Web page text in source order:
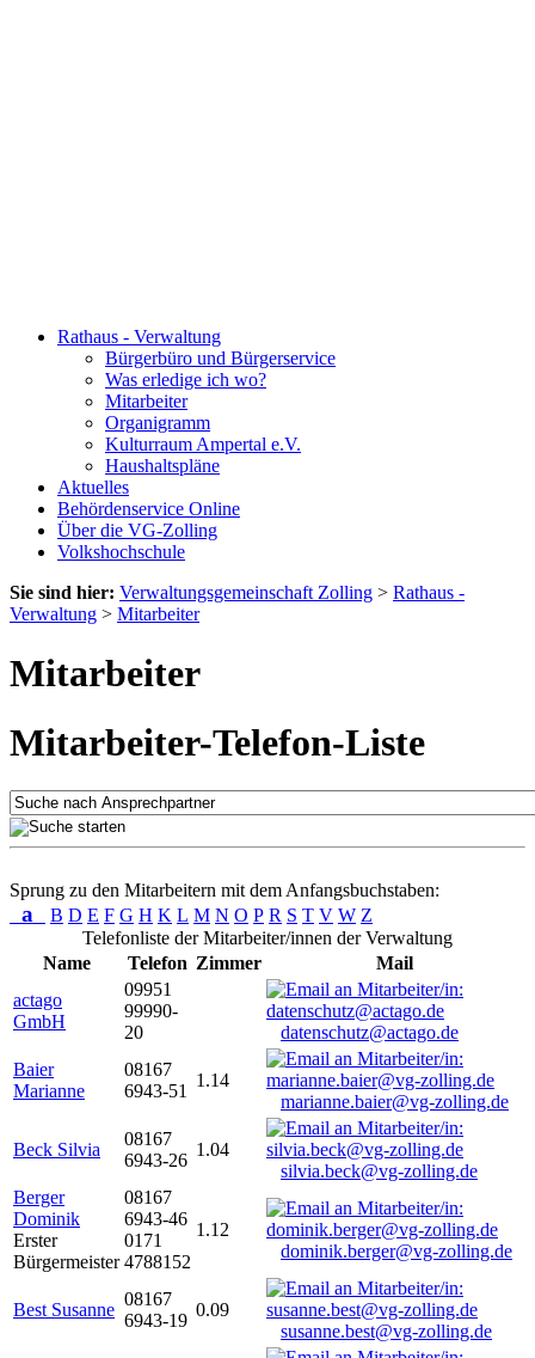
Rathaus - Verwaltung
Bürgerbüro und Bürgerservice
Was erledige ich wo?
Mitarbeiter
Organigramm
Kulturraum Ampertal e.V.
Haushaltspläne
Aktuelles
Behördenservice Online
Über die VG-Zolling
Volkshochschule
Sie sind hier: Verwaltungsgemeinschaft Zolling > Rathaus -
Verwaltung > Mitarbeiter
Mitarbeiter
Mitarbeiter-Telefon-Liste
Sprung zu den Mitarbeitern mit dem Anfangsbuchstaben:
a B D E F G H K L M N O P R S T V W Z
Telefonliste der Mitarbeiter/innen der Verwaltung
Name
Telefon Zimmer
Mail
actago
GmbH
09951
99990-
20
datenschutz@actago.de
Baier
Marianne
08167
6943-51
1.14
marianne.baier@vg-zolling.de
Beck Silvia
08167
6943-26
1.04
silvia.beck@vg-zolling.de
Berger
Dominik
Erster
Bürgermeister
08167
6943-46
0171
4788152
1.12
dominik.berger@vg-zolling.de
Best Susanne
08167
6943-19
0.09
susanne.best@vg-zolling.de